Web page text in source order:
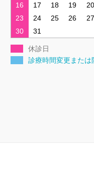
16
17 18 19 20
23
24 25 26 27
30
31
休診日
診療時間変更または